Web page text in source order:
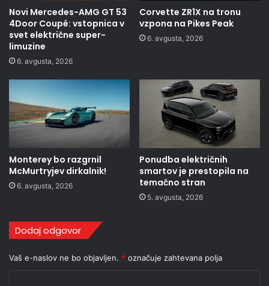
Novi Mercedes-AMG GT 53
4Door Coupé: vstopnica v
svet električne super-
limuzine
6. avgusta, 2026
Corvette ZR1X na tronu
vzpona na Pikes Peak
6. avgusta, 2026
Monterey bo razgrnil
McMurtryjev dirkalnik!
6. avgusta, 2026
Ponudba električnih
smartov je prestopila na
temačno stran
5. avgusta, 2026
Dodaj odgovor
Vaš e-naslov ne bo objavljen. * označuje zahtevana polja